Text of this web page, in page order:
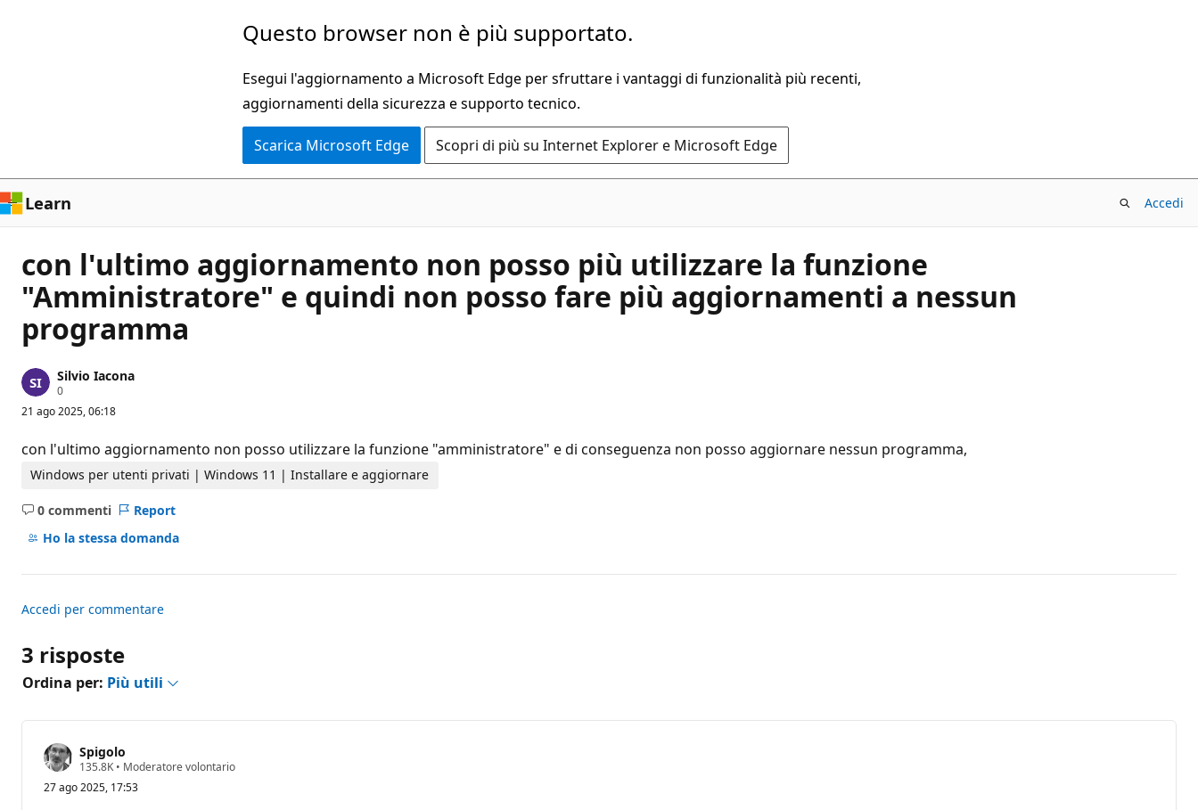
Questo browser non è più supportato.
Esegui l'aggiornamento a Microsoft Edge per sfruttare i vantaggi di funzionalità più recenti,
aggiornamenti della sicurezza e supporto tecnico.
Scarica Microsoft Edge Scopri di più su Internet Explorer e Microsoft Edge
Learn Accedi
con l'ultimo aggiornamento non posso più utilizzare la funzione
"Amministratore" e quindi non posso fare più aggiornamenti a nessun
programma
Silvio Iacona
0P
n
i
d
i
r
p
t
i
n
e
21 ago 2025, 06:18
con l'ultimo aggiornamento non posso utilizzare la funzione "amministratore" e di conseguenza non posso aggiornare nessun programma,
Windows per utenti privati | Windows 11 | Installare e aggiornare
0 commenti
Nessun
commento
Report
Ho la stessa domanda
Accedi per commentare
3 risposte
Ordina per: Più utili
Spigolo
135.8K P
n
• Moderatore volontario
27 ago 2025, 17:53